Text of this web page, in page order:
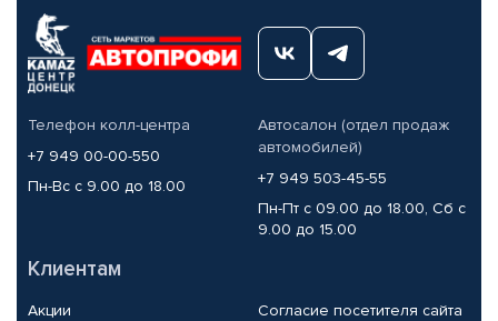
Телефон колл-центра
+7 949 00-00-550
Пн-Вс с 9.00 до 18.00
Автосалон (отдел продаж
автомобилей)
+7 949 503-45-55
Пн-Пт с 09.00 до 18.00, Сб с
9.00 до 15.00
Клиентам
Акции
Согласие посетителя сайта